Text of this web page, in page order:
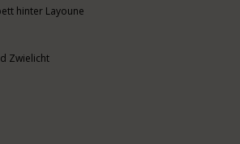
hinter Layoune
Zwielicht